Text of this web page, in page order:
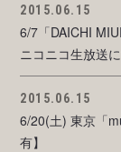
2015.06.15
6/7「DAICHI
ニコニコ生放送
2015.06.15
6/20(土) 東京「
有】